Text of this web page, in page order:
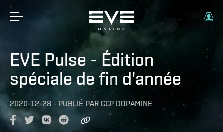
EVE Pulse - Édition
spéciale de fin d'année
2020-12-28 - PUBLIÉ PAR CCP DOPAMINE